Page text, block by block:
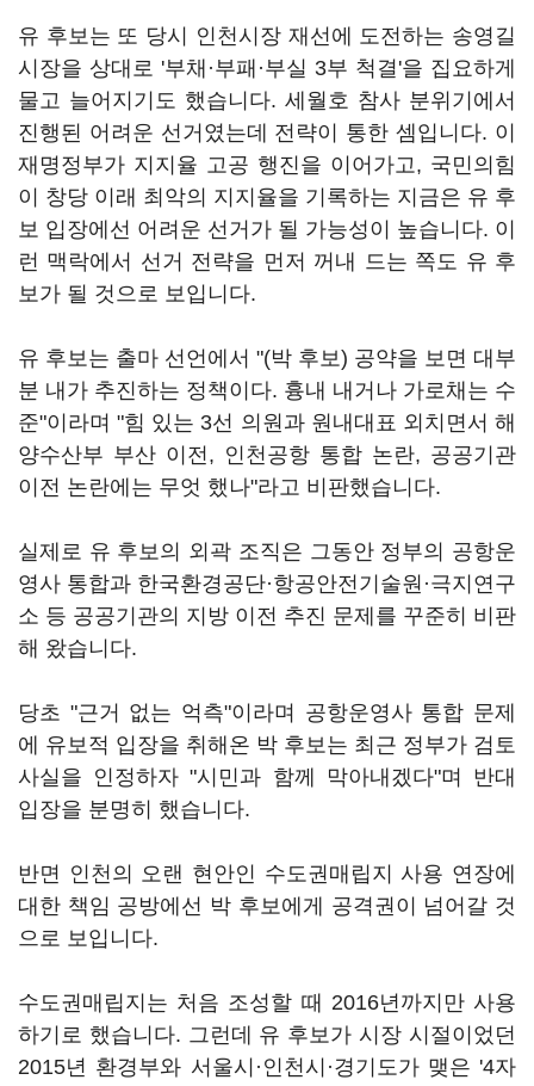
유 후보는 또 당시 인천시장 재선에 도전하는 송영길
시장을 상대로 '부채·부패·부실 3부 척결'을 집요하게
물고 늘어지기도 했습니다. 세월호 참사 분위기에서
진행된 어려운 선거였는데 전략이 통한 셈입니다. 이
재명정부가 지지율 고공 행진을 이어가고, 국민의힘
이 창당 이래 최악의 지지율을 기록하는 지금은 유 후
보 입장에선 어려운 선거가 될 가능성이 높습니다. 이
런 맥락에서 선거 전략을 먼저 꺼내 드는 쪽도 유 후
보가 될 것으로 보입니다.
유 후보는 출마 선언에서 "(박 후보) 공약을 보면 대부
분 내가 추진하는 정책이다. 흉내 내거나 가로채는 수
준"이라며 "힘 있는 3선 의원과 원내대표 외치면서 해
양수산부 부산 이전, 인천공항 통합 논란, 공공기관
이전 논란에는 무엇 했나"라고 비판했습니다.
실제로 유 후보의 외곽 조직은 그동안 정부의 공항운
영사 통합과 한국환경공단·항공안전기술원·극지연구
소 등 공공기관의 지방 이전 추진 문제를 꾸준히 비판
해 왔습니다.
당초 "근거 없는 억측"이라며 공항운영사 통합 문제
에 유보적 입장을 취해온 박 후보는 최근 정부가 검토
사실을 인정하자 "시민과 함께 막아내겠다"며 반대
입장을 분명히 했습니다.
반면 인천의 오랜 현안인 수도권매립지 사용 연장에
대한 책임 공방에선 박 후보에게 공격권이 넘어갈 것
으로 보입니다.
수도권매립지는 처음 조성할 때 2016년까지만 사용
하기로 했습니다. 그런데 유 후보가 시장 시절이었던
2015년 환경부와 서울시·인천시·경기도가 맺은 '4자